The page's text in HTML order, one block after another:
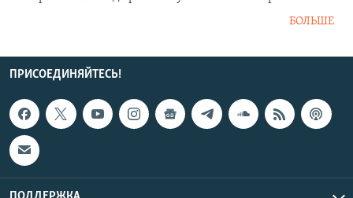
БОЛЬШЕ
ПРИСОЕДИНЯЙТЕСЬ!